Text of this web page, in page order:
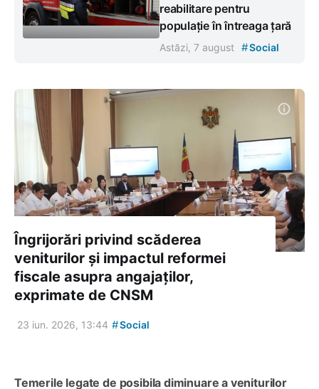
reabilitare pentru
populație în întreaga țară
Astăzi, 7 august #Social
Îngrijorări privind scăderea
veniturilor și impactul reformei
fiscale asupra angajaților,
exprimate de CNSM
23 iun. 2026, 13:44 #Social
Temerile legate de posibila diminuare a veniturilor